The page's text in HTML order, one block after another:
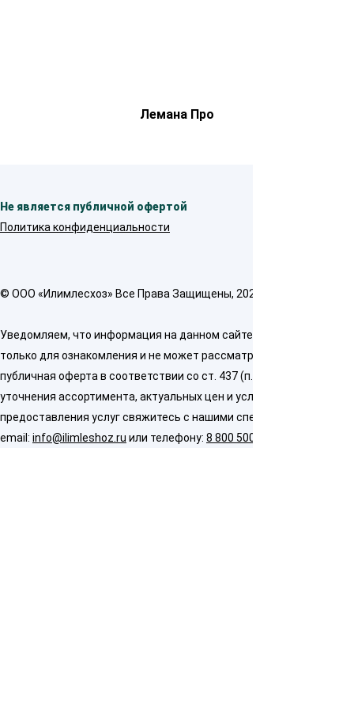
Лемана Про
Не является публичной офертой
Политика конфиденциальности
© OOO «Илимлесхоз» Все Права Защищены, 2026
Уведомляем, что информация на данном сайте предназначена
только для ознакомления и не может рассматриваться как
публичная оферта в соответствии со ст. 437 (п. 2) ГК РФ. Для
уточнения ассортимента, актуальных цен и условий
предоставления услуг свяжитесь с нашими специалистами по
email: info@ilimleshoz.ru или телефону: 8 800 500 5437